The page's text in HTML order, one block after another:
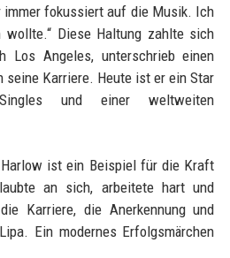
fokussiert auf die Musik. Ich
Diese Haltung zahlte sich
Angeles, unterschrieb einen
seine Karriere. Heute ist er ein Star
und einer weltweiten
ist ein Beispiel für die Kraft
an sich, arbeitete hart und
Karriere, die Anerkennung und
Ein modernes Erfolgsmärchen